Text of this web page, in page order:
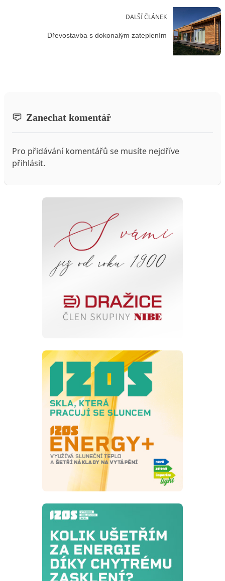
DALŠÍ ČLÁNEK
Dřevostavba s dokonalým zateplením
Zanechat komentář
Pro přidávání komentářů se musíte nejdříve
přihlásit.